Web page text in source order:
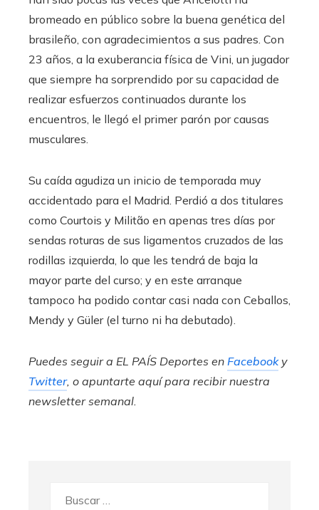
bromeado en público sobre la buena genética del
brasileño, con agradecimientos a sus padres. Con
23 años, a la exuberancia física de Vini, un jugador
que siempre ha sorprendido por su capacidad de
realizar esfuerzos continuados durante los
encuentros, le llegó el primer parón por causas
musculares.
Su caída agudiza un inicio de temporada muy
accidentado para el Madrid. Perdió a dos titulares
como Courtois y Militão en apenas tres días por
sendas roturas de sus ligamentos cruzados de las
rodillas izquierda, lo que les tendrá de baja la
mayor parte del curso; y en este arranque
tampoco ha podido contar casi nada con Ceballos,
Mendy y Güler (el turno ni ha debutado).
Puedes seguir a EL PAÍS Deportes en Facebooky
Twitter, o apuntarte aquí para recibirnuestra
newsletter semanal.